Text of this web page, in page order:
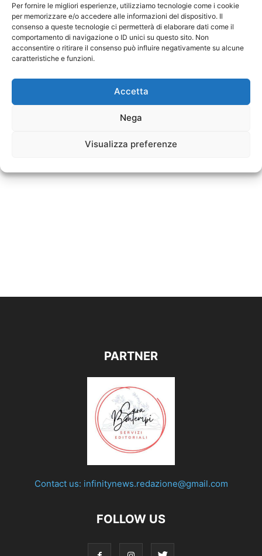
Per fornire le migliori esperienze, utilizziamo tecnologie come i cookie
per memorizzare e/o accedere alle informazioni del dispositivo. Il
consenso a queste tecnologie ci permetterà di elaborare dati come il
comportamento di navigazione o ID unici su questo sito. Non
acconsentire o ritirare il consenso può influire negativamente su alcune
caratteristiche e funzioni.
Accetta
Nega
Visualizza preferenze
PARTNER
Contact us: infinitynews.redazione@gmail.com
FOLLOW US